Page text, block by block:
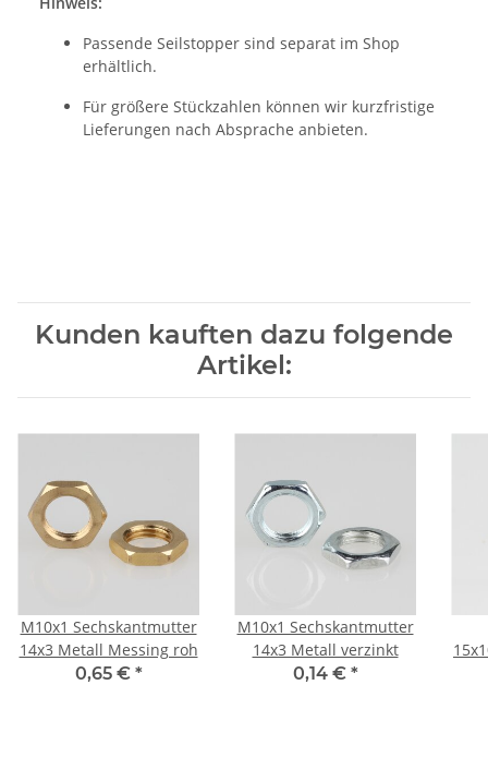
Passende Seilstopper sind separat im Shop
erhältlich.
Für größere Stückzahlen können wir kurzfristige
Lieferungen nach Absprache anbieten.
Kunden kauften dazu folgende
Artikel:
M10x1 Sechskantmutter
14x3 Metall Messing roh
0,65 € *
M10x1 Sechskantmutter
14x3 Metall verzinkt
0,14 € *